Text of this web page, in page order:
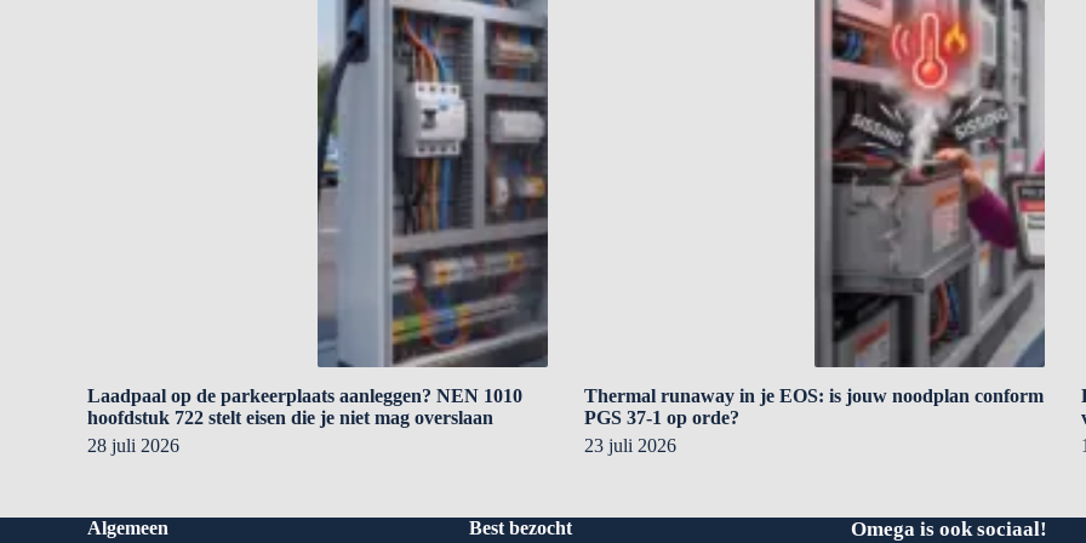
Laadpaal op de parkeerplaats aanleggen? NEN 1010
hoofdstuk 722 stelt eisen die je niet mag overslaan
28 juli 2026
Thermal runaway in je EOS: is jouw noodplan conform
PGS 37-1 op orde?
23 juli 2026
Algemeen Best bezocht Omega is ook sociaal!